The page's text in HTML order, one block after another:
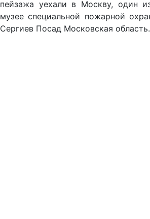
пейзажа уехали в Москву, один
музее специальной пожарной
Сергиев Посад Московская область.